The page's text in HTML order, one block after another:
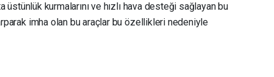
kurmalarını ve hızlı hava desteği sağlayan bu
imha olan bu araçlar bu özellikleri nedeniyle